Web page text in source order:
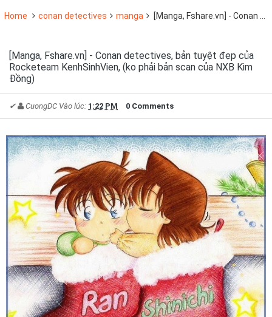
Home conan detectives manga [Manga, Fshare.vn] - Conan detectives, bản tuyệt đẹp của Rocketeam KenhSinhVien, (ko phải bản scan của NXB Kim Đồng)
[Manga, Fshare.vn] - Conan detectives, bản tuyệt đẹp của
Rocketeam KenhSinhVien, (ko phải bản scan của NXB Kim
Đồng)
✔ CuongDC Vào lúc: 1:22 PM 0 Comments